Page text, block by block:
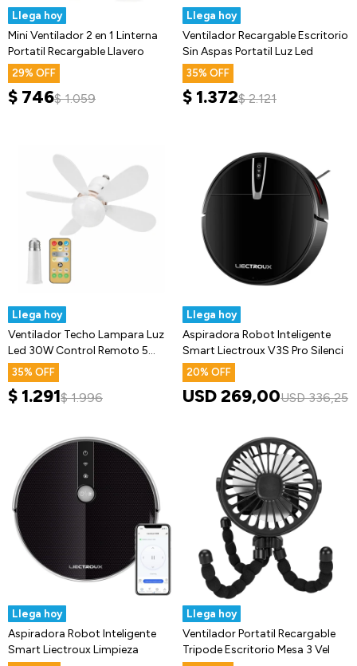
Llega hoy
Mini Ventilador 2 en 1 Linterna
Portatil Recargable Llavero
29
$ 746$ 1.059
Llega hoy
Ventilador Recargable Escritorio
Sin Aspas Portatil Luz Led
35
$ 1.372$ 2.121
Llega hoy
Ventilador Techo Lampara Luz
Led 30W Control Remoto 5
Aspas
35
$ 1.291$ 1.996
Llega hoy
Aspiradora Robot Inteligente
Smart Liectroux V3S Pro Silenci
20
USD269,00USD 336,25
Llega hoy
Aspiradora Robot Inteligente
Smart Liectroux Limpieza
Llega hoy
Ventilador Portatil Recargable
Tripode Escritorio Mesa 3 Vel